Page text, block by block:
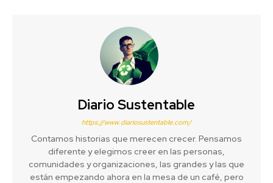
Diario Sustentable
https://www.diariosustentable.com/
Contamos historias que merecen crecer. Pensamos
diferente y elegimos creer en las personas,
comunidades y organizaciones, las grandes y las que
están empezando ahora en la mesa de un café, pero